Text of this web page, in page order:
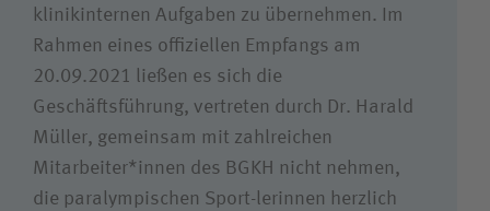
klinikinternen Aufgaben zu übernehmen. Im
Rahmen eines offiziellen Empfangs am
20.09.2021 ließen es sich die
Geschäftsführung, vertreten durch Dr. Harald
Müller, gemeinsam mit zahlreichen
Mitarbeiter*innen des BGKH nicht nehmen,
die paralympischen Sport-lerinnen herzlich